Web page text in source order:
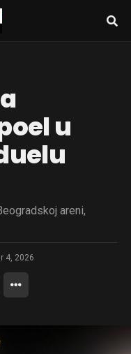
u
areni,
4, 2026